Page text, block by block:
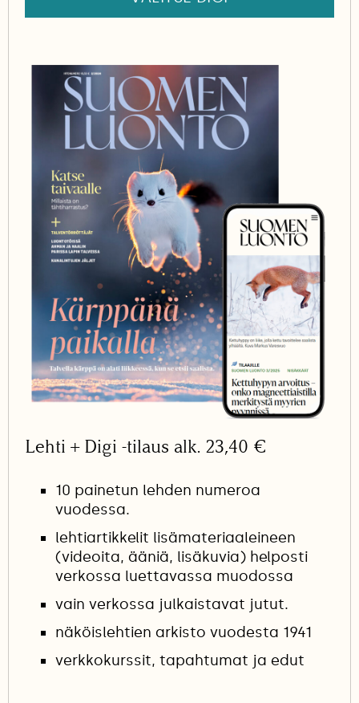
Lehti + Digi -tilaus alk. 23,40 €
10 painetun lehden numeroa
vuodessa.
lehtiartikkelit lisämateriaaleineen
(videoita, ääniä, lisäkuvia) helposti
verkossa luettavassa muodossa
vain verkossa julkaistavat jutut.
näköislehtien arkisto vuodesta 1941
verkkokurssit, tapahtumat ja edut